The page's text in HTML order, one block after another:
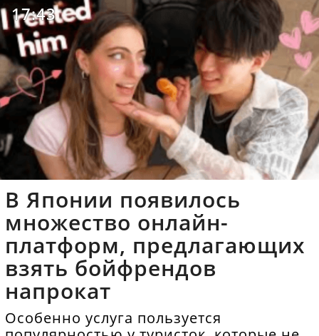
17:43
В Японии появилось
множество онлайн-
платформ, предлагающих
взять бойфрендов
напрокат
Особенно услуга пользуется